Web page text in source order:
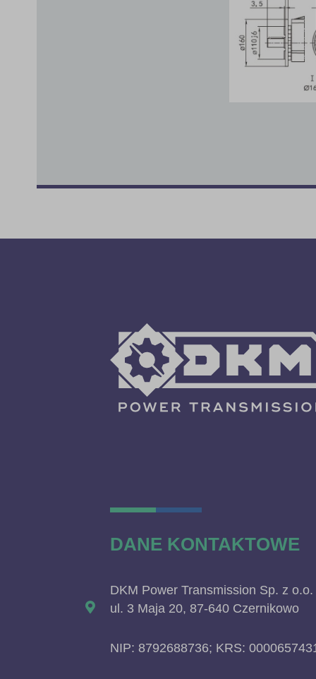
DANE KONTAKTOWE
DKM Power Transmission Sp. z o.o.
ul. 3 Maja 20, 87-640 Czernikowo
NIP: 8792688736; KRS: